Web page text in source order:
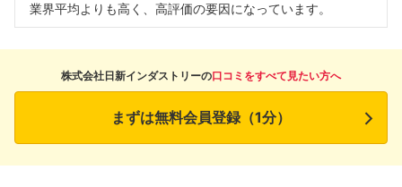
業界平均よりも高く、高評価の要因になっています。
株式会社日新インダストリーの口コミをすべて見たい方へ
まずは無料会員登録（1分）